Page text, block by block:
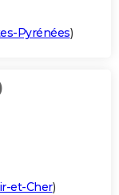
Pyrénées)
et-Cher)